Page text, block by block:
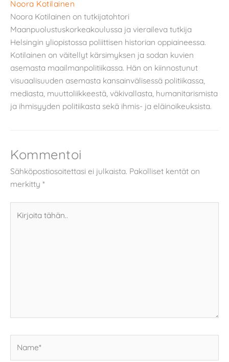
Noora Kotilainen
Noora Kotilainen on tutkijatohtori
Maanpuolustuskorkeakoulussa ja vieraileva tutkija
Helsingin yliopistossa poliittisen historian oppiaineessa.
Kotilainen on väitellyt kärsimyksen ja sodan kuvien
asemasta maailmanpolitiikassa. Hän on kiinnostunut
visuaalisuuden asemasta kansainvälisessä politiikassa,
mediasta, muuttoliikkeestä, väkivallasta, humanitarismista
ja ihmisyyden politiikasta sekä ihmis- ja eläinoikeuksista.
Kommentoi
Sähköpostiosoitettasi ei julkaista. Pakolliset kentät on
merkitty *
tähän..